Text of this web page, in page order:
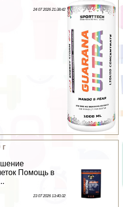
24 07 2026 21:38:42
г
Помощь в
23 07 2026 13:40:32